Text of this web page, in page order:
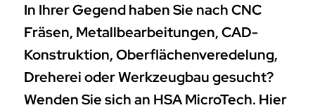
In Ihrer Gegend haben Sie nach CNC
Fräsen, Metallbearbeitungen, CAD-
Konstruktion, Oberflächenveredelung,
Dreherei oder Werkzeugbau gesucht?
Wenden Sie sich an HSA MicroTech. Hier